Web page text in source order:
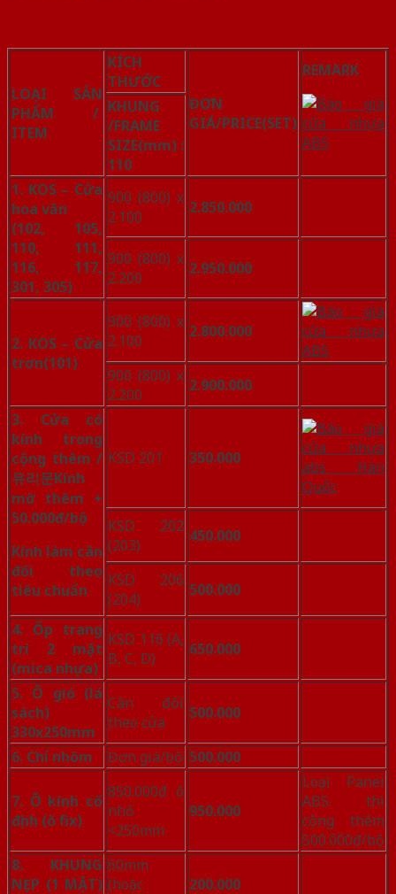
LOẠI SẢN
PHẨM /
ITEM
KÍCH
THƯỚC
ĐƠN
GIÁ/PRICE(SET)
REMARK
KHUNG
/FRAME
SIZE(mm) :
110
1. KOS – Cửa
hoa văn
(102, 105,
110, 111,
116, 117,
301, 305)
900 (800) x
2.100
2.850.000
900 (800) x
2.200
2.950.000
2. KOS – Cửa
trơn(101)
900 (800) x
2.100
2.800.000
900 (800) x
2.200
2.900.000
3. Cửa có
kính trong
cộng thêm /
유리문Kính
mờ thêm +
50.000đ/bộ
Kính làm cân
đối theo
tiêu chuẩn
KSD 201 350.000
KSD 202
(203)
450.000
KSD 206
(204)
500.000
4. Ốp trang
trí 2 mặt
(mica nhựa)
KSD 116 (A,
B, C, D)
650.000
5. Ô gió (lá
sách)
330x250mm
Cân đối
theo cửa
500.000
6. Chỉ nhôm Đơn giá/bộ 500.000
7. Ô kính cố
định (ô fix)
850.000đ ô
nhỏ
<250mm
950.000
Loại Panel
ABS thì
cộng thêm
500.000đ/bộ
8. KHUNG
NẸP (1 MẶT)
60mm
(hoặc
200.000